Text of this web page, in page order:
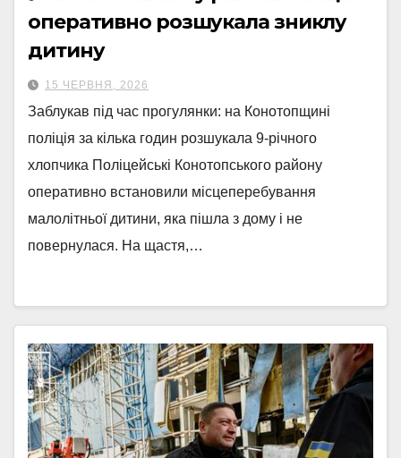
оперативно розшукала зниклу
дитину
15 ЧЕРВНЯ, 2026
Заблукав під час прогулянки: на Конотопщині
поліція за кілька годин розшукала 9-річного
хлопчика Поліцейські Конотопського району
оперативно встановили місцеперебування
малолітньої дитини, яка пішла з дому і не
повернулася. На щастя,…